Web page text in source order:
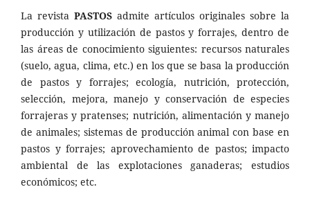
La revista PASTOS admite artículos originales sobre la
producción y utilización de pastos y forrajes, dentro de
las áreas de conocimiento siguientes: recursos naturales
(suelo, agua, clima, etc.) en los que se basa la producción
de pastos y forrajes; ecología, nutrición, protección,
selección, mejora, manejo y conservación de especies
forrajeras y pratenses; nutrición, alimentación y manejo
de animales; sistemas de producción animal con base en
pastos y forrajes; aprovechamiento de pastos; impacto
ambiental de las explotaciones ganaderas; estudios
económicos; etc.